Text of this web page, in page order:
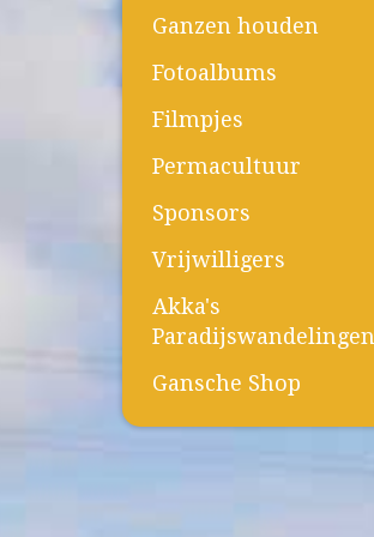
Ganzen houden
Fotoalbums
Filmpjes
Permacultuur
Sponsors
Vrijwilligers
Akka's
Paradijswandelingen
Gansche Shop